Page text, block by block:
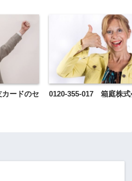
ードのセ
0120-355-017 箱庭株式